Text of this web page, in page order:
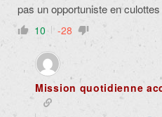
pas un opportuniste en
10 -28
Mission quotidienne